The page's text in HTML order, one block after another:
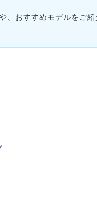
、おすすめモデルをご